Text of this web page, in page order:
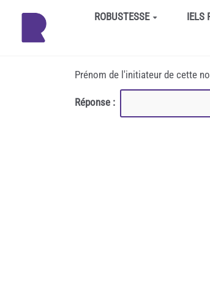
Aller au contenu principalROBUSTESSE IELS
Prénom de l'initiateur de cette
Réponse :